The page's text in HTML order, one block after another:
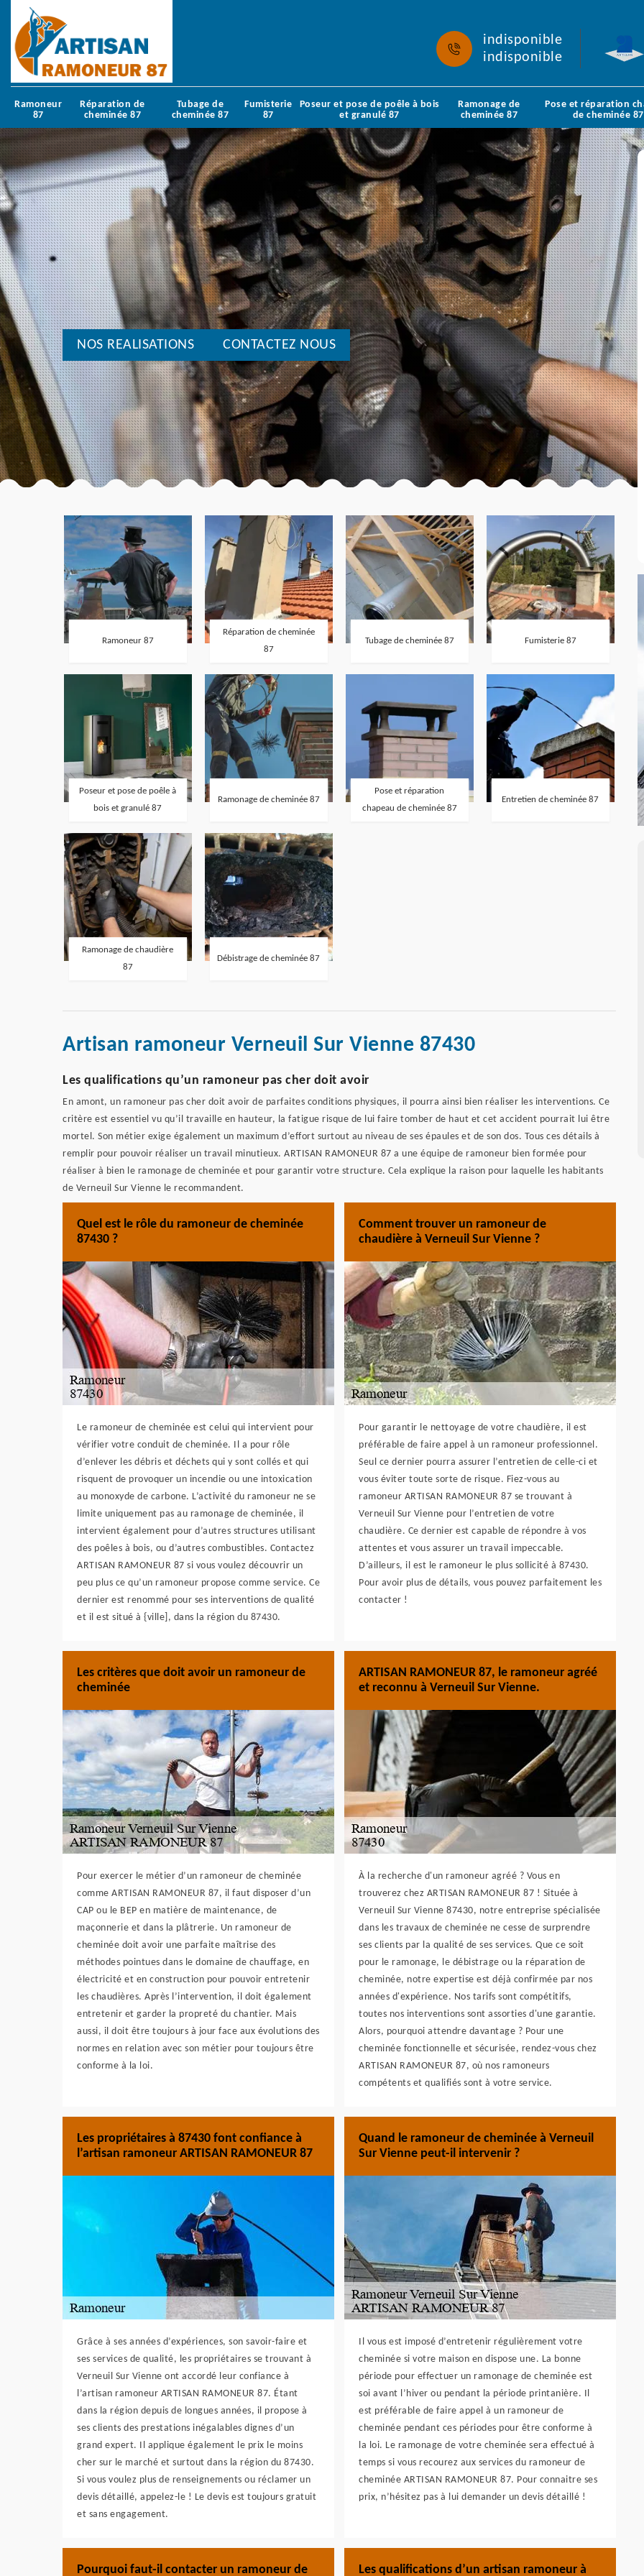
indisponible
indisponible
Ramoneur
87
Réparation de
cheminée 87
Tubage de
cheminée 87
Fumisterie
87
Poseur et pose de poêle à bois
et granulé 87
Ramonage de
cheminée 87
Pose et réparation
de cheminée 87
NOS REALISATIONS CONTACTEZ NOUS
Ramoneur 87
Réparation de cheminée
87
Tubage de cheminée 87 Fumisterie 87
Poseur et pose de poêle à
bois et granulé 87
Ramonage de cheminée 87
Pose et réparation
chapeau de cheminée 87
Entretien de cheminée 87
Ramonage de chaudière
87
Débistrage de cheminée 87
Artisan ramoneur Verneuil Sur Vienne 87430
Les qualifications qu’un ramoneur pas cher doit avoir
En amont, un ramoneur pas cher doit avoir de parfaites conditions physiques, il pourra ainsi bien réaliser les interventions. Ce
critère est essentiel vu qu’il travaille en hauteur, la fatigue risque de lui faire tomber de haut et cet accident pourrait lui être
mortel. Son métier exige également un maximum d’effort surtout au niveau de ses épaules et de son dos. Tous ces détails à
remplir pour pouvoir réaliser un travail minutieux. ARTISAN RAMONEUR 87 a une équipe de ramoneur bien formée pour
réaliser à bien le ramonage de cheminée et pour garantir votre structure. Cela explique la raison pour laquelle les habitants
de Verneuil Sur Vienne le recommandent.
Quel est le rôle du ramoneur de cheminée
87430 ?
Le ramoneur de cheminée est celui qui intervient pour
vérifier votre conduit de cheminée. Il a pour rôle
d’enlever les débris et déchets qui y sont collés et qui
risquent de provoquer un incendie ou une intoxication
au monoxyde de carbone. L’activité du ramoneur ne se
limite uniquement pas au ramonage de cheminée, il
intervient également pour d’autres structures utilisant
des poêles à bois, ou d’autres combustibles. Contactez
ARTISAN RAMONEUR 87 si vous voulez découvrir un
peu plus ce qu’un ramoneur propose comme service. Ce
dernier est renommé pour ses interventions de qualité
et il est situé à {ville], dans la région du 87430.
Comment trouver un ramoneur de
chaudière à Verneuil Sur Vienne ?
Pour garantir le nettoyage de votre chaudière, il est
préférable de faire appel à un ramoneur professionnel.
Seul ce dernier pourra assurer l’entretien de celle-ci et
vous éviter toute sorte de risque. Fiez-vous au
ramoneur ARTISAN RAMONEUR 87 se trouvant à
Verneuil Sur Vienne pour l’entretien de votre
chaudière. Ce dernier est capable de répondre à vos
attentes et vous assurer un travail impeccable.
D’ailleurs, il est le ramoneur le plus sollicité à 87430.
Pour avoir plus de détails, vous pouvez parfaitement les
contacter !
Les critères que doit avoir un ramoneur de
cheminée
Pour exercer le métier d’un ramoneur de cheminée
comme ARTISAN RAMONEUR 87, il faut disposer d’un
CAP ou le BEP en matière de maintenance, de
maçonnerie et dans la plâtrerie. Un ramoneur de
cheminée doit avoir une parfaite maîtrise des
méthodes pointues dans le domaine de chauffage, en
électricité et en construction pour pouvoir entretenir
les chaudières. Après l’intervention, il doit également
entretenir et garder la propreté du chantier. Mais
aussi, il doit être toujours à jour face aux évolutions des
normes en relation avec son métier pour toujours être
conforme à la loi.
ARTISAN RAMONEUR 87, le ramoneur agréé
et reconnu à Verneuil Sur Vienne.
À la recherche d'un ramoneur agréé ? Vous en
trouverez chez ARTISAN RAMONEUR 87 ! Située à
Verneuil Sur Vienne 87430, notre entreprise spécialisée
dans les travaux de cheminée ne cesse de surprendre
ses clients par la qualité de ses services. Que ce soit
pour le ramonage, le débistrage ou la réparation de
cheminée, notre expertise est déjà confirmée par nos
années d'expérience. Nos tarifs sont compétitifs,
toutes nos interventions sont assorties d'une garantie.
Alors, pourquoi attendre davantage ? Pour une
cheminée fonctionnelle et sécurisée, rendez-vous chez
ARTISAN RAMONEUR 87, où nos ramoneurs
compétents et qualifiés sont à votre service.
Les propriétaires à 87430 font confiance à
l’artisan ramoneur ARTISAN RAMONEUR 87
Grâce à ses années d’expériences, son savoir-faire et
ses services de qualité, les propriétaires se trouvant à
Verneuil Sur Vienne ont accordé leur confiance à
l’artisan ramoneur ARTISAN RAMONEUR 87. Étant
dans la région depuis de longues années, il propose à
ses clients des prestations inégalables dignes d’un
grand expert. Il applique également le prix le moins
cher sur le marché et surtout dans la région du 87430.
Si vous voulez plus de renseignements ou réclamer un
devis détaillé, appelez-le ! Le devis est toujours gratuit
et sans engagement.
Quand le ramoneur de cheminée à Verneuil
Sur Vienne peut-il intervenir ?
Il vous est imposé d’entretenir régulièrement votre
cheminée si votre maison en dispose une. La bonne
période pour effectuer un ramonage de cheminée est
soi avant l’hiver ou pendant la période printanière. Il
est préférable de faire appel à un ramoneur de
cheminée pendant ces périodes pour être conforme à
la loi. Le ramonage de votre cheminée sera effectué à
temps si vous recourez aux services du ramoneur de
cheminée ARTISAN RAMONEUR 87. Pour connaitre ses
prix, n’hésitez pas à lui demander un devis détaillé !
Pourquoi faut-il contacter un ramoneur de Les qualifications d’un artisan ramoneur à